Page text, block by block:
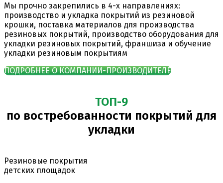
Мы прочно закрепились в 4-х направлениях:
производство и укладка покрытий из резиновой
крошки, поставка материалов для производства
резиновых покрытий, производство оборудования для
укладки резиновых покрытий, франшиза и обучение
укладки резиновым покрытиям
ПОДРОБНЕЕ О КОМПАНИИ-ПРОИЗВОДИТЕЛЕ
ТОП-9
по востребованности покрытий для
укладки
Резиновые покрытия
детских площадок